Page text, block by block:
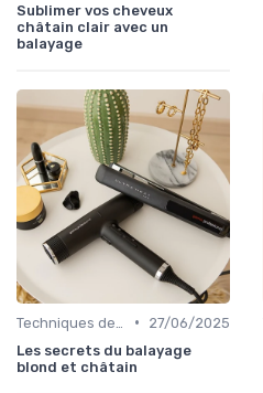
Sublimer vos cheveux
châtain clair avec un
balayage
•
27/06/2025
Les secrets du balayage
blond et châtain